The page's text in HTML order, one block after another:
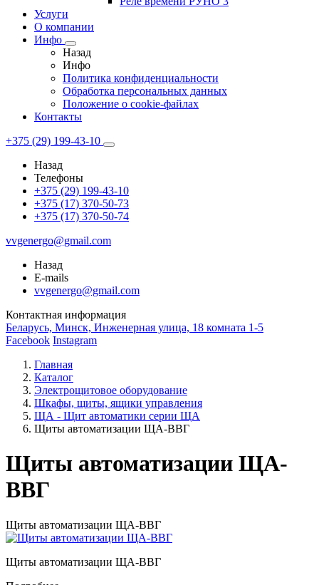
Услуги
О компании
Инфо
Назад
Инфо
Политика конфиденциальности
Обработка персональных данных
Положение о cookie-файлах
Контакты
+375 (29) 199-43-10
Назад
Телефоны
+375 (29) 199-43-10
+375 (17) 370-50-73
+375 (17) 370-50-74
vvgenergo@gmail.com
Назад
E-mails
vvgenergo@gmail.com
Контактная информация
Беларусь, Минск, Инженерная улица, 18 комната 1-5
Facebook Instagram
Главная
Каталог
Электрощитовое оборудование
Шкафы, щиты, ящики управления
ЩА - Щит автоматики серии ЩА
Щиты автоматизации ЩА-ВВГ
Щиты автоматизации ЩА-
ВВГ
Щиты автоматизации ЩА-ВВГ
Щиты автоматизации ЩА-ВВГ